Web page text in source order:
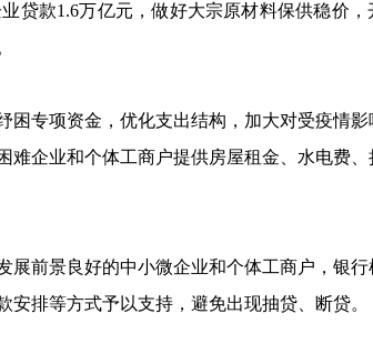
贷款1.6万亿元，做好大宗原材料保供稳价，
专项资金，优化支出结构，加大对受疫情影
企业和个体工商户提供房屋租金、水电费
前景良好的中小微企业和个体工商户，银行
排等方式予以支持，避免出现抽贷、断贷。